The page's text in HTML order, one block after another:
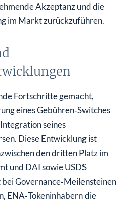
Akzeptanz und die
im Markt zurückzuführen.
Fortschritte gemacht,
eines Gebühren‑Switches
seines
Diese Entwicklung ist
den dritten Platz im
und DAI sowie USDS
Governance‑Meilensteinen
ENA‑Tokeninhabern die